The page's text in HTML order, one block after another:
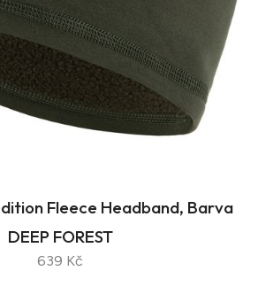
Fleece Headband, Barva
DEEP FOREST
639 Kč